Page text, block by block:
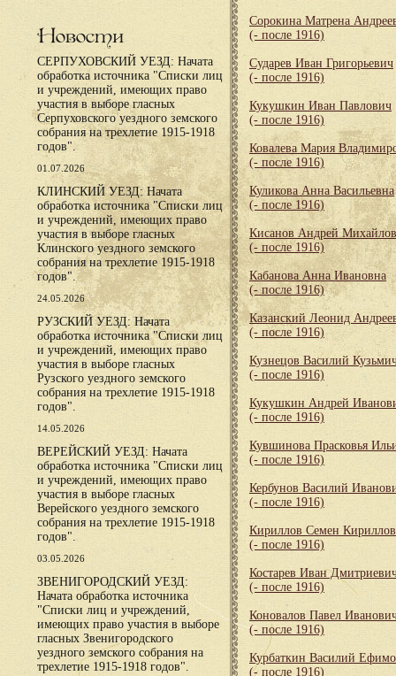
Новости
СЕРПУХОВСКИЙ УЕЗД: Начата
обработка источника "Списки лиц
и учреждений, имеющих право
участия в выборе гласных
Серпуховского уездного земского
собрания на трехлетие 1915-1918
годов".
01.07.2026
КЛИНСКИЙ УЕЗД: Начата
обработка источника "Списки лиц
и учреждений, имеющих право
участия в выборе гласных
Клинского уездного земского
собрания на трехлетие 1915-1918
годов".
24.05.2026
РУЗСКИЙ УЕЗД: Начата
обработка источника "Списки лиц
и учреждений, имеющих право
участия в выборе гласных
Рузского уездного земского
собрания на трехлетие 1915-1918
годов".
14.05.2026
ВЕРЕЙСКИЙ УЕЗД: Начата
обработка источника "Списки лиц
и учреждений, имеющих право
участия в выборе гласных
Верейского уездного земского
собрания на трехлетие 1915-1918
годов".
03.05.2026
ЗВЕНИГОРОДСКИЙ УЕЗД:
Начата обработка источника
"Списки лиц и учреждений,
имеющих право участия в выборе
гласных Звенигородского
уездного земского собрания на
трехлетие 1915-1918 годов".
Сорокина Матрена
(- после 1916)
Сударев Иван Григорьевич
(- после 1916)
Кукушкин Иван Павлович
(- после 1916)
Ковалева Мария
(- после 1916)
Куликова Анна Васильевна
(- после 1916)
Кисанов Андрей
(- после 1916)
Кабанова Анна Ивановна
(- после 1916)
Казанский Леонид
(- после 1916)
Кузнецов Василий
(- после 1916)
Кукушкин Андрей
(- после 1916)
Кувшинова Прасковья
(- после 1916)
Кербунов Василий
(- после 1916)
Кириллов Семен
(- после 1916)
Костарев Иван
(- после 1916)
Коновалов Павел
(- после 1916)
Курбаткин Василий
(- после 1916)